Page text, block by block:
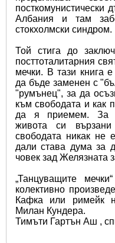
посткомунистически
Албания и там
стокхолмски синдром.
Той стига до
посттоталитарния
мечки. В тази книга
да бъде заменен с
"румънец", за да
към свободата и как
да я приемем. За
живота си
свободата никак не
дали става дума за
човек зад Желязната
„Танцуващите
колективно
Кафка или римейк
Милан Кундера.
Тимъти Гартън Аш ,